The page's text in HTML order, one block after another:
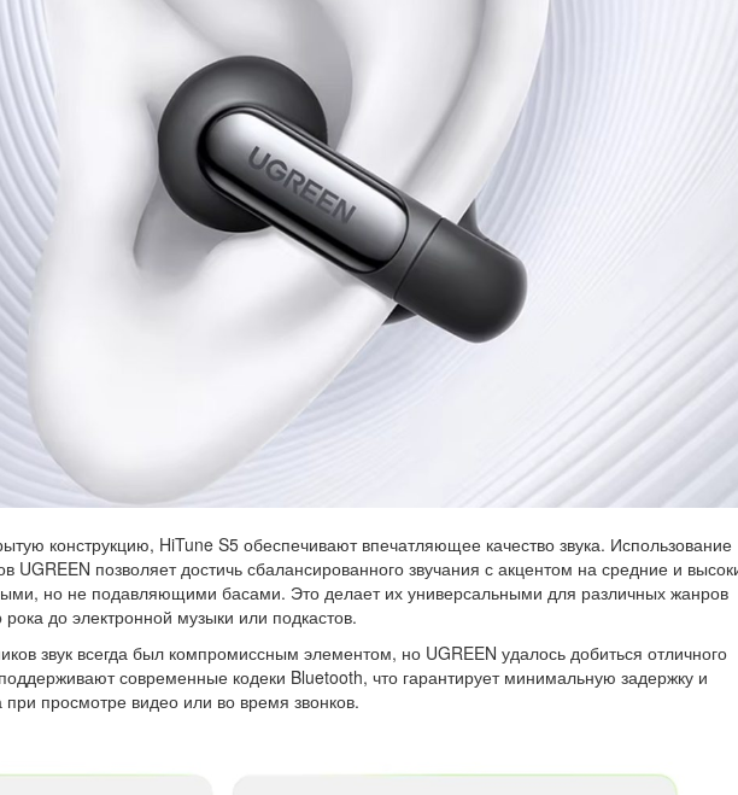
конструкцию, HiTune S5 обеспечивают впечатляющее качество звука. Использование
UGREEN позволяет достичь сбалансированного звучания с акцентом на средние и
но не подавляющими басами. Это делает их универсальными для различных жанров
рока до электронной музыки или подкастов.
звук всегда был компромиссным элементом, но UGREEN удалось добиться отличного
современные кодеки Bluetooth, что гарантирует минимальную задержку и
при просмотре видео или во время звонков.